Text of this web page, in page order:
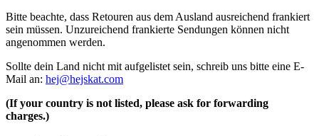
Bitte beachte, dass Retouren aus dem Ausland ausreichend frankiert
sein müssen. Unzureichend frankierte Sendungen können nicht
angenommen werden.
Sollte dein Land nicht mit aufgelistet sein, schreib uns bitte eine E-
Mail an: hej@hejskat.com
(If your country is not listed, please ask for forwarding
charges.)